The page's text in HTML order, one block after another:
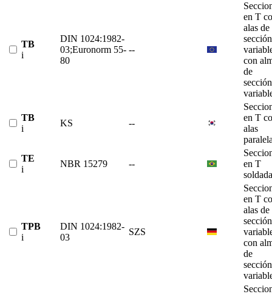
TB
i
DIN 1024:1982-
03;Euronorm 55-
80
--
en T
alas de
sección
con
de
sección
TB
i
KS --
en T
alas
TE
i
NBR 15279 --
en T
TPB
i
DIN 1024:1982-
03
SZS
en T
alas de
sección
con
de
sección